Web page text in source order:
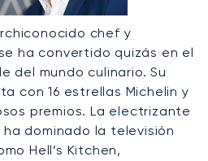
chef y
ha convertido quizás en el
del mundo culinario. Su
con 16 estrellas Michelin y
premios. La electrizante
dominado la televisión
Hell’s Kitchen,